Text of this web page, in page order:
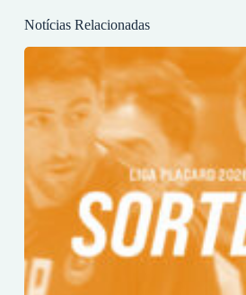
Notícias Relacionadas